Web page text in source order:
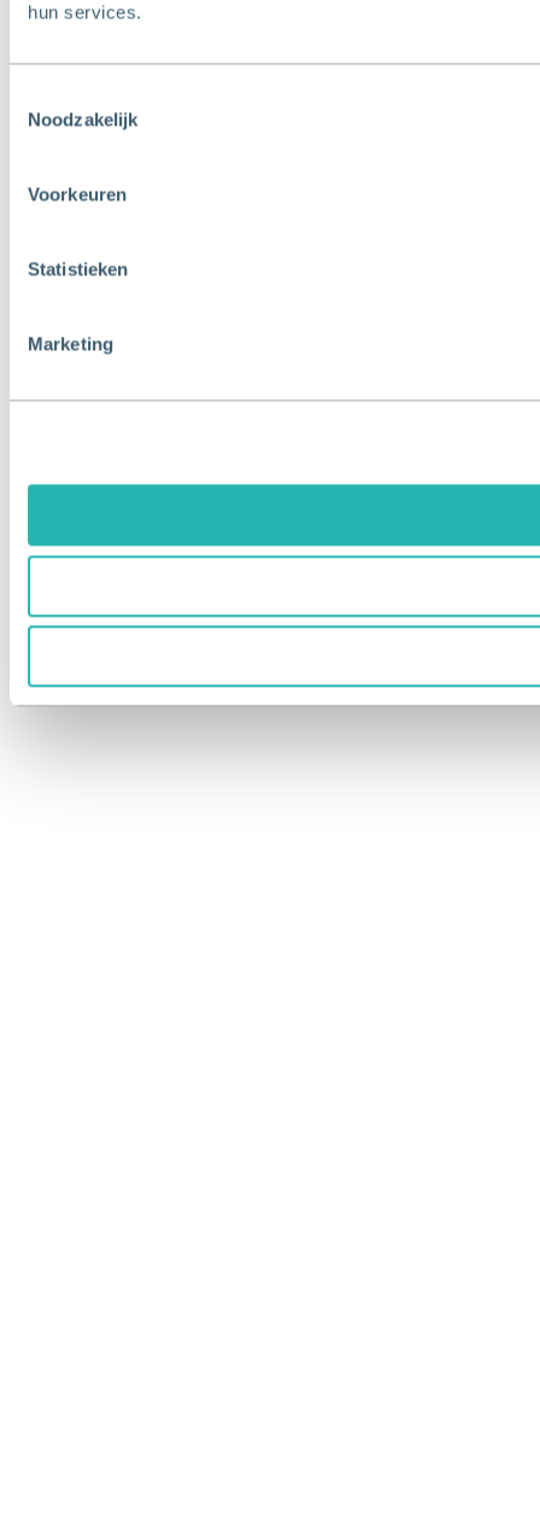
hun services.
Noodzakelijk
Voorkeuren
Statistieken
Marketing